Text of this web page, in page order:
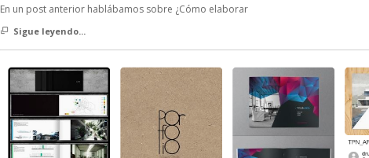
En un post anterior hablábamos sobre ¿Cómo elaborar
Sigue leyendo...